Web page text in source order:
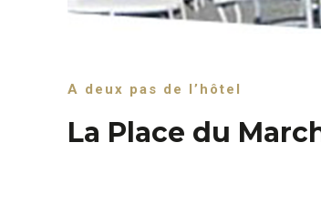
A deux pas de l’hôtel
La Place du